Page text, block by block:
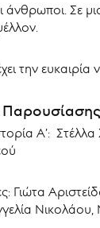
άνθρωποι. Σε
την
Α’:
Γιώτα